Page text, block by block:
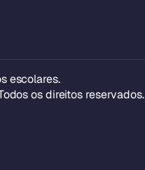
escolares.
os direitos reservados.